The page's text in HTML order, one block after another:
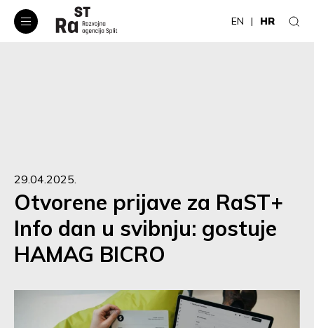
EN HR
29.04.2025.
Otvorene prijave za RaST+
Info dan u svibnju: gostuje
HAMAG BICRO